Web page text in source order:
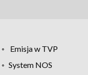
Emisja w TVP
System NOS